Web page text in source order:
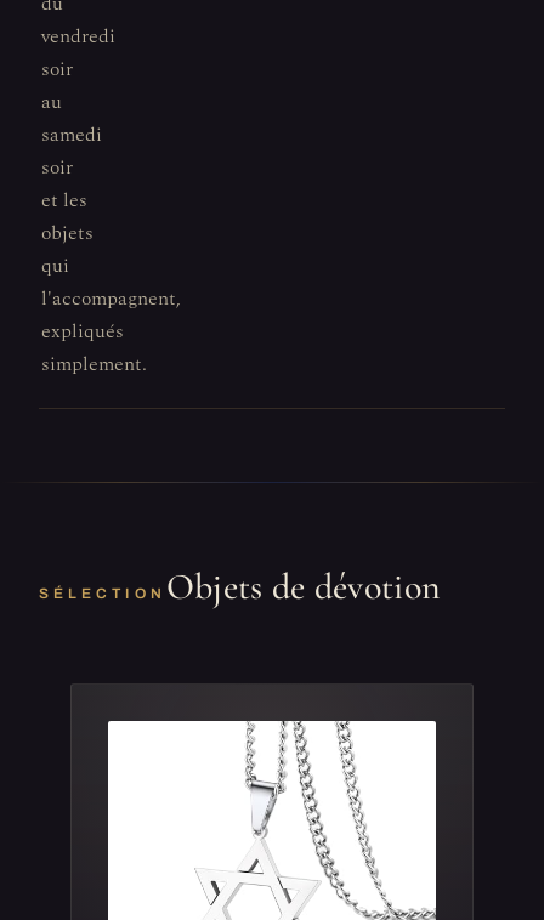
vendredi
soir
au
samedi
soir
et les
objets
qui
l'accompagnent,
expliqués
simplement.
SÉLECTION Objets de dévotion